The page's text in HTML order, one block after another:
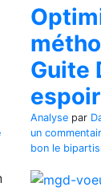
Guite
Analyse par
un
bon le